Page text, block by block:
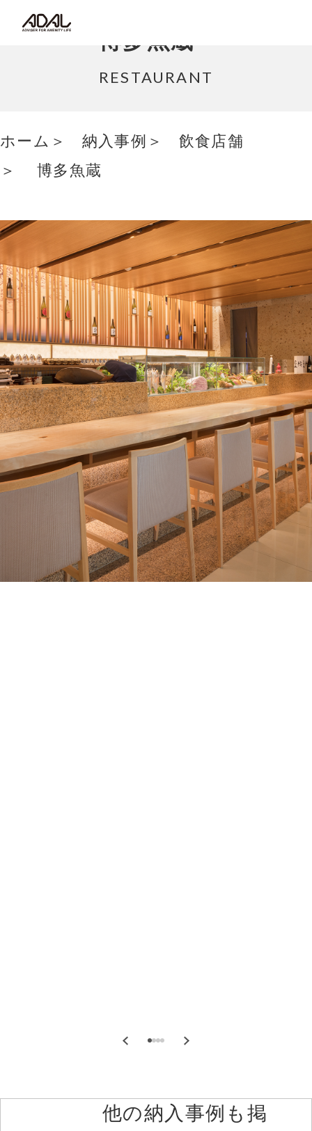
コラム
最新情報/ニュース
Japanese
博多魚蔵
RESTAURANT
ホーム 納入事例
飲食店舗
博多魚蔵
他の納入事例も掲